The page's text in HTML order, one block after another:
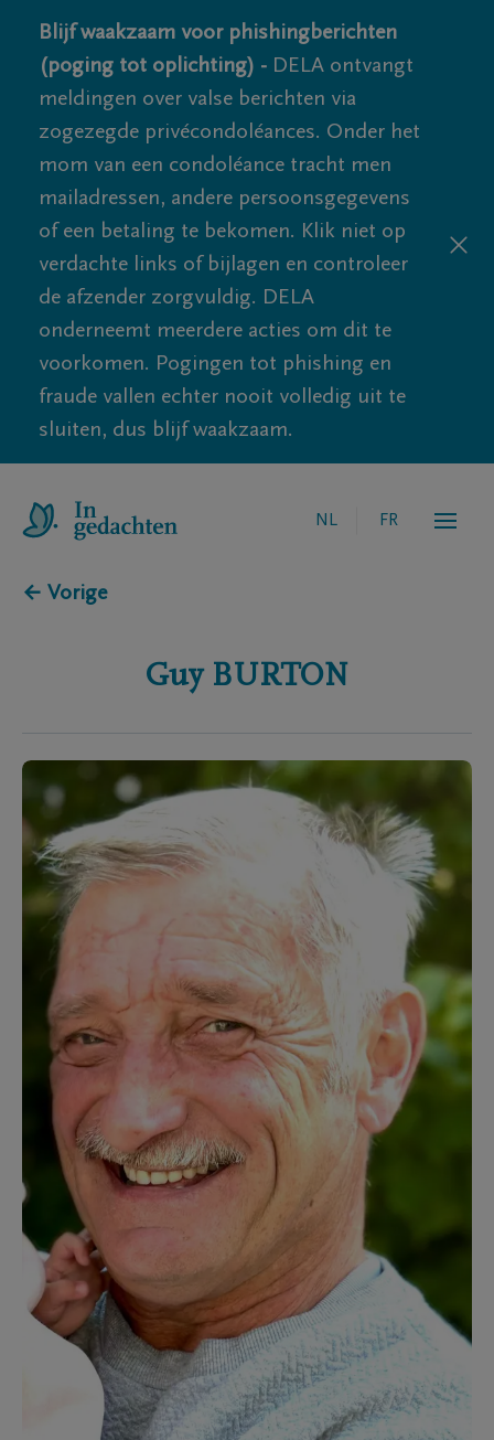
Blijf waakzaam voor phishingberichten
(poging tot oplichting) - DELA ontvangt
meldingen over valse berichten via
zogezegde privécondoléances. Onder het
mom van een condoléance tracht men
mailadressen, andere persoonsgegevens
of een betaling te bekomen. Klik niet op
verdachte links of bijlagen en controleer
de afzender zorgvuldig. DELA
onderneemt meerdere acties om dit te
voorkomen. Pogingen tot phishing en
fraude vallen echter nooit volledig uit te
sluiten, dus blijf waakzaam.
NL FR
← Vorige
Guy BURTON